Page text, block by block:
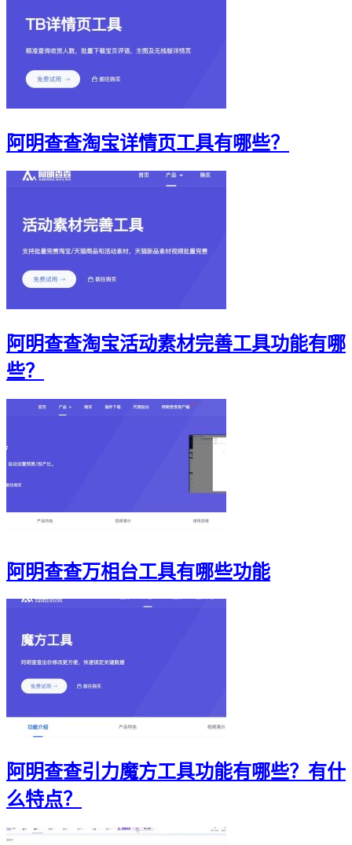
阿明查查淘宝详情页工具有哪些？
阿明查查淘宝活动素材完善工具功能有哪
些？
阿明查查万相台工具有哪些功能
阿明查查引力魔方工具功能有哪些？有什
么特点？